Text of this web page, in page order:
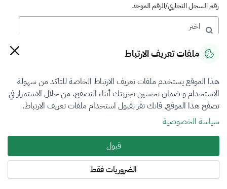
رقم السجل التجاري/الرقم الموحد
رقم الترخيص
التصنيف
اختر
فرع التقييم
ملفات تعريف الارتباط
هذا الموقع يستخدم ملفات تعريف الارتباط الخاصة للتاكد من سهولة
الاستخدام و ضمان تحسين تجربتك أثناء التصفح. من خلال الاستمرار في
تصفح هذا الموقع, فانك تقر بقبول استخدام ملفات تعريف الارتباط.
سياسة الخصوصية
قبول
الضروريات فقط